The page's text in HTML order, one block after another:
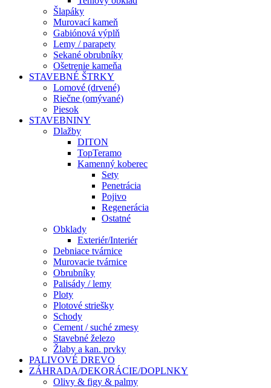
Šlapáky
Murovací kameň
Gabiónová výplň
Lemy / parapety
Sekané obrubníky
Ošetrenie kameňa
STAVEBNÉ ŠTRKY
Lomové (drvené)
Riečne (omývané)
Piesok
STAVEBNINY
Dlažby
DITON
TopTeramo
Kamenný koberec
Sety
Penetrácia
Pojivo
Regenerácia
Ostatné
Obklady
Exteriér/Interiér
Debniace tvárnice
Murovacie tvárnice
Obrubníky
Palisády / lemy
Ploty
Plotové striešky
Schody
Cement / suché zmesy
Stavebné železo
Žlaby a kan. prvky
PALIVOVÉ DREVO
ZÁHRADA/DEKORÁCIE/DOPLNKY
Olivy & figy & palmy